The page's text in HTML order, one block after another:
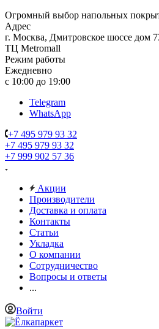
Огромный выбор напольных
Адрес
г. Москва, Дмитровское шоссе дом
ТЦ Metromall
Режим работы
Ежедневно
с 10:00 до 19:00
Telegram
WhatsApp
+7 495 979 93 32
+7 495 979 93 32
+7 999 902 57 36
Акции
Производители
Доставка и оплата
Контакты
Статьи
Укладка
О компании
Сотрудничество
Вопросы и ответы
...
Войти